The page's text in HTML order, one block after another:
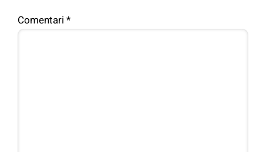
Comentari *